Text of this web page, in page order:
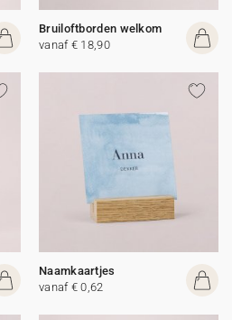
Bruiloftborden welkom
vanaf € 18,90
Naamkaartjes
vanaf € 0,62